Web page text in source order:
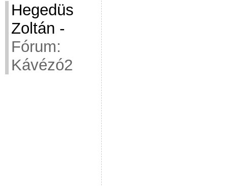
Hegedüs
Zoltán -
Fórum:
Kávézó2